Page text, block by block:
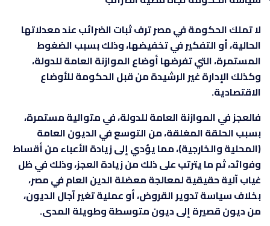
لا تملك الحكومة في مصر ترف ثبات الضرائب عند معدلاتها
الحالية، أو التفكير في تخفيضها، وذلك بسبب الضغوط
المستمرة، التي تفرضها أوضاع الموازنة العامة للدولة،
وكذلك الإدارة غير الرشيدة من قبل الحكومة للأوضاع
الاقتصادية.
فالعجز في الموازنة العامة للدولة، في متوالية مستمرة،
بسبب الحلقة المغلقة، من التوسع في الديون العامة
(المحلية والخارجية)، مما يؤدي إلى زيادة الأعباء من أقساط
وفوائد، ثم ما يترتب على ذلك من زيادة العجز، وذلك في ظل
غياب آلية حقيقية لمعالجة معضلة الدين العام في مصر،
بخلاف سياسة تدوير القروض، أو عملية تغير آجال الديون،
من ديون قصيرة إلى ديون متوسطة وطويلة المدى.